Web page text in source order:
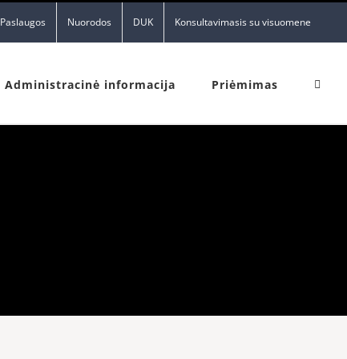
Paslaugos Nuorodos DUK Konsultavimasis su visuomene
Administracinė informacija Priėmimas